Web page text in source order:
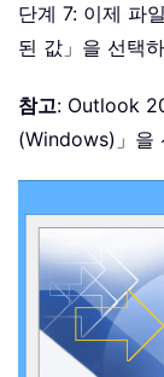
단계 7: 이제 파
된 값」을 선택
참고: Outlook
(Windows)」을